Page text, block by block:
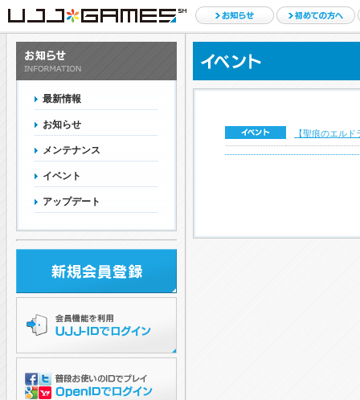
最新情報
お知らせ
メンテナンス
イベント
アップデート
【聖痕のエル